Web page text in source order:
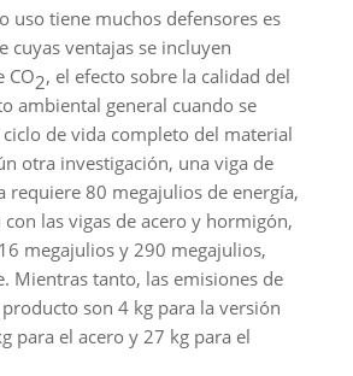
uso tiene muchos defensores es
cuyas ventajas se incluyen
CO2, el efecto sobre la calidad del
ambiental general cuando se
de vida completo del material
otra investigación, una viga de
requiere 80 megajulios de energía,
las vigas de acero y hormigón,
megajulios y 290 megajulios,
Mientras tanto, las emisiones de
son 4 kg para la versión
para el acero y 27 kg para el